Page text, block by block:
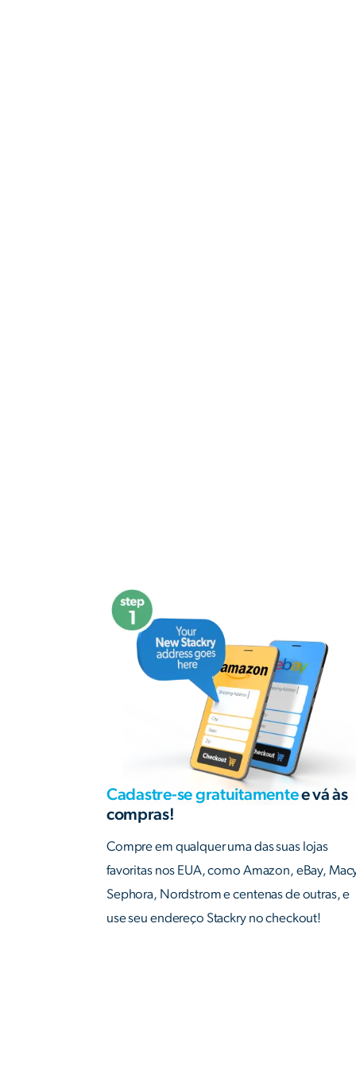
Cadastre-se gratuitamentee vá às
compras!
Compre em qualquer uma das suas lojas
favoritas nos EUA, como Amazon, eBay,
Sephora, Nordstrom e centenas de outras, e
use seu endereço Stackry no checkout!